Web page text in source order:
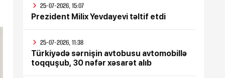
25-07-2026, 15:07
Prezident Milix Yevdayevi təltif etdi
25-07-2026, 11:38
Türkiyədə sərnişin avtobusu avtomobillə
toqquşub, 30 nəfər xəsarət alıb